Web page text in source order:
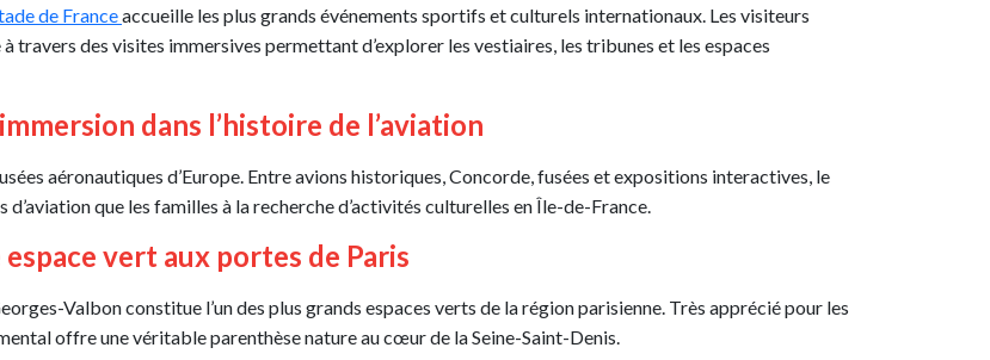
de Franceaccueille les plus grands événements sportifs et culturels internationaux. Les visiteurs
travers des visites immersives permettant d’explorer les vestiaires, les tribunes et les espaces
dans l’histoire de l’aviation
aéronautiques d’Europe. Entre avions historiques, Concorde, fusées et expositions interactives, le
d’aviation que les familles à la recherche d’activités culturelles en Île-de-France.
vert aux portes de Paris
Valbon constitue l’un des plus grands espaces verts de la région parisienne. Très apprécié pour les
offre une véritable parenthèse nature au cœur de la Seine-Saint-Denis.